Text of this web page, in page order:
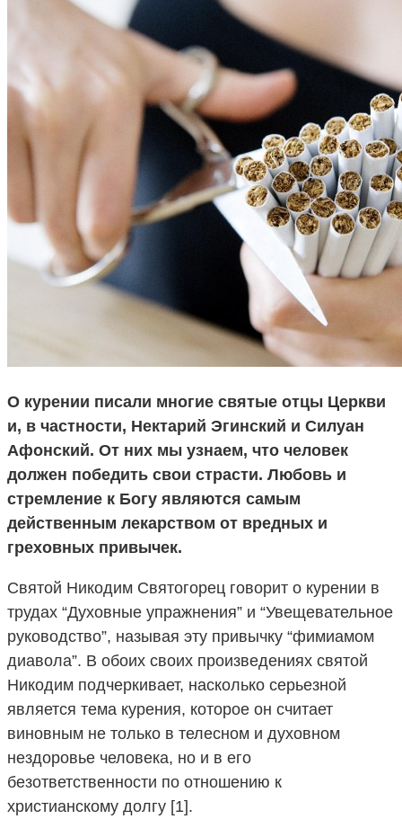
О курении писали многие святые отцы Церкви
и, в частности, Нектарий Эгинский и Силуан
Афонский. От них мы узнаем, что человек
должен победить свои страсти. Любовь и
стремление к Богу являются самым
действенным лекарством от вредных и
греховных привычек.
Святой Никодим Святогорец говорит о курении в
трудах “Духовные упражнения” и “Увещевательное
руководство”, называя эту привычку “фимиамом
диавола”. В обоих своих произведениях святой
Никодим подчеркивает, насколько серьезной
является тема курения, которое он считает
виновным не только в телесном и духовном
нездоровье человека, но и в его
безответственности по отношению к
христианскому долгу [1].